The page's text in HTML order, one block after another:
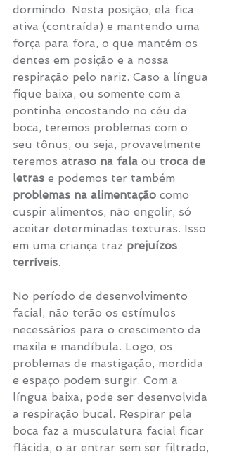
dormindo. Nesta posição, ela fica
ativa (contraída) e mantendo uma
força para fora, o que mantém os
dentes em posição e a nossa
respiração pelo nariz. Caso a língua
fique baixa, ou somente com a
pontinha encostando no céu da
boca, teremos problemas com o
seu tônus, ou seja, provavelmente
teremos atraso na fala ou troca de
letras e podemos ter também
problemas na alimentação como
cuspir alimentos, não engolir, só
aceitar determinadas texturas. Isso
em uma criança traz prejuízos
terríveis.
No período de desenvolvimento
facial, não terão os estímulos
necessários para o crescimento da
maxila e mandíbula. Logo, os
problemas de mastigação, mordida
e espaço podem surgir. Com a
língua baixa, pode ser desenvolvida
a respiração bucal. Respirar pela
boca faz a musculatura facial ficar
flácida, o ar entrar sem ser filtrado,